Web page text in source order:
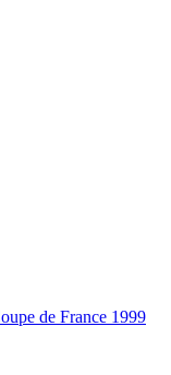
de France 1999